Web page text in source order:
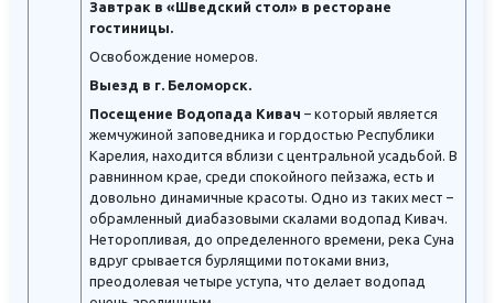
Завтрак в «Шведский стол» в ресторане
гостиницы.
Освобождение номеров.
Выезд в г. Беломорск.
Посещение Водопада Кивач – который является
жемчужиной заповедника и гордостью Республики
Карелия, находится вблизи с центральной усадьбой. В
равнинном крае, среди спокойного пейзажа, есть и
довольно динамичные красоты. Одно из таких мест –
обрамленный диабазовыми скалами водопад Кивач.
Неторопливая, до определенного времени, река Суна
вдруг срывается бурлящими потоками вниз,
преодолевая четыре уступа, что делает водопад